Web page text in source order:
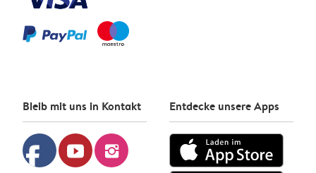
Bleib mit uns in Kontakt
facebook youtube instagram
Entdecke unsere Apps